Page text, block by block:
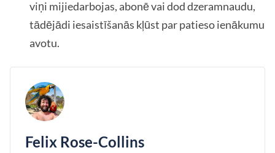
viņi mijiedarbojas, abonē vai dod dzeramnaudu,
tādējādi iesaistīšanās kļūst par patieso ienākumu
avotu.
Felix Rose-Collins